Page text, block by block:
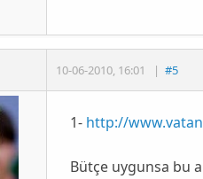
10-06-2010, 16:01 | #5
1- http://
Bütçe uygunsa bu